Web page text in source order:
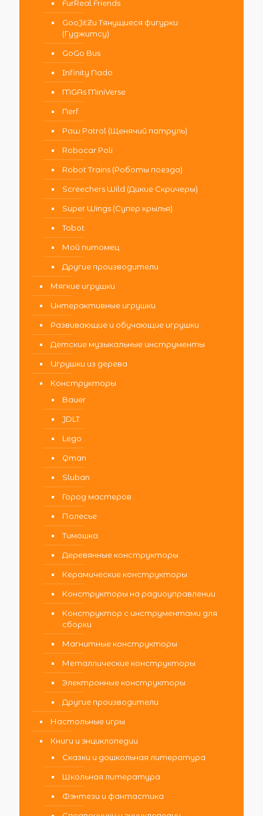
FurReal Friends
GooJitZu Тянущиеся фигурки
(Гуджитсу)
GoGo Bus
Infinity Nado
MGAs MiniVerse
Nerf
Paw Patrol (Щенячий патруль)
Robocar Poli
Robot Trains (Роботы поезда)
Screechers Wild (Дикие Скричеры)
Super Wings (Супер крылья)
Tobot
Мой питомец
Другие производители
Мягкие игрушки
Интерактивные игрушки
Развивающие и обучающие игрушки
Детские музыкальные инструменты
Игрушки из дерева
Конструкторы
Bauer
JDLT
Lego
Qman
Sluban
Город мастеров
Полесье
Тимошка
Деревянные конструкторы
Керамические конструкторы
Конструкторы на радиоуправлении
Конструктор с инструментами для
сборки
Магнитные конструкторы
Металлические конструкторы
Электронные конструкторы
Другие производители
Настольные игры
Книги и энциклопедии
Сказки и дошкольная литература
Школьная литература
Фэнтези и фантастика